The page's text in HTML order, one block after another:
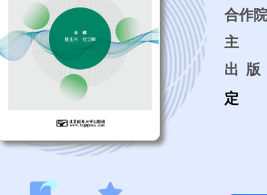
合作
主
出 版
定